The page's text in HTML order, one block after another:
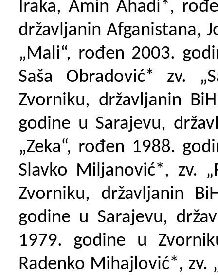
Iraka, Amin Ahadi*,
državljanin Afganistana,
„Mali“, rođen 2003.
Saša Obradović* zv.
Zvorniku, državljanin
godine u Sarajevu,
„Zeka“, rođen 1988.
Slavko Miljanović*, zv.
Zvorniku, državljanin
godine u Sarajevu,
1979. godine u
Radenko Mihajlović*, zv.